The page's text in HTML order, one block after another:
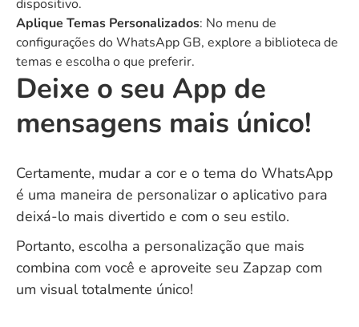
dispositivo.
Aplique Temas Personalizados: No menu de
configurações do WhatsApp GB, explore a biblioteca de
temas e escolha o que preferir.
Deixe o seu App de
mensagens mais único!
Certamente, mudar a cor e o tema do WhatsApp
é uma maneira de personalizar o aplicativo para
deixá-lo mais divertido e com o seu estilo.
Portanto, escolha a personalização que mais
combina com você e aproveite seu Zapzap com
um visual totalmente único!